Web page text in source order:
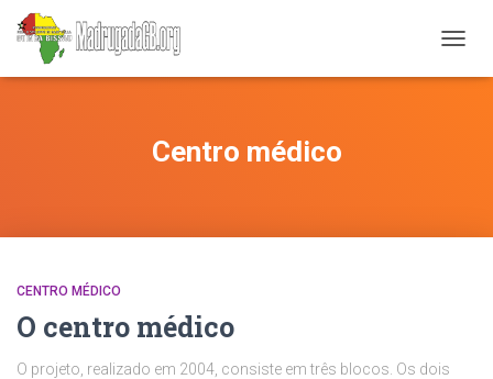
A
Centro médico
CENTRO MÉDICO
O centro médico
O projeto, realizado em 2004, consiste em três blocos. Os dois